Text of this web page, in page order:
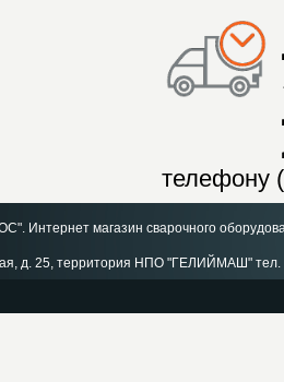
телефону
Интернет магазин сварочного
д. 25, территория НПО "ГЕЛИЙМАШ"